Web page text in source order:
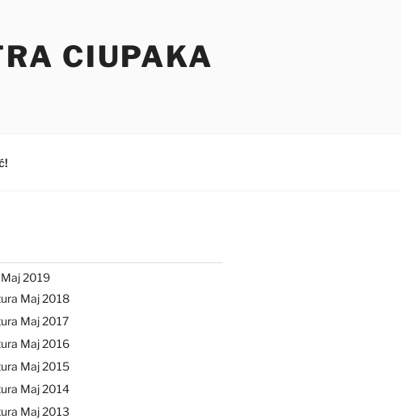
CIUPAKA
2019
Maj 2018
Maj 2017
Maj 2016
Maj 2015
Maj 2014
Maj 2013